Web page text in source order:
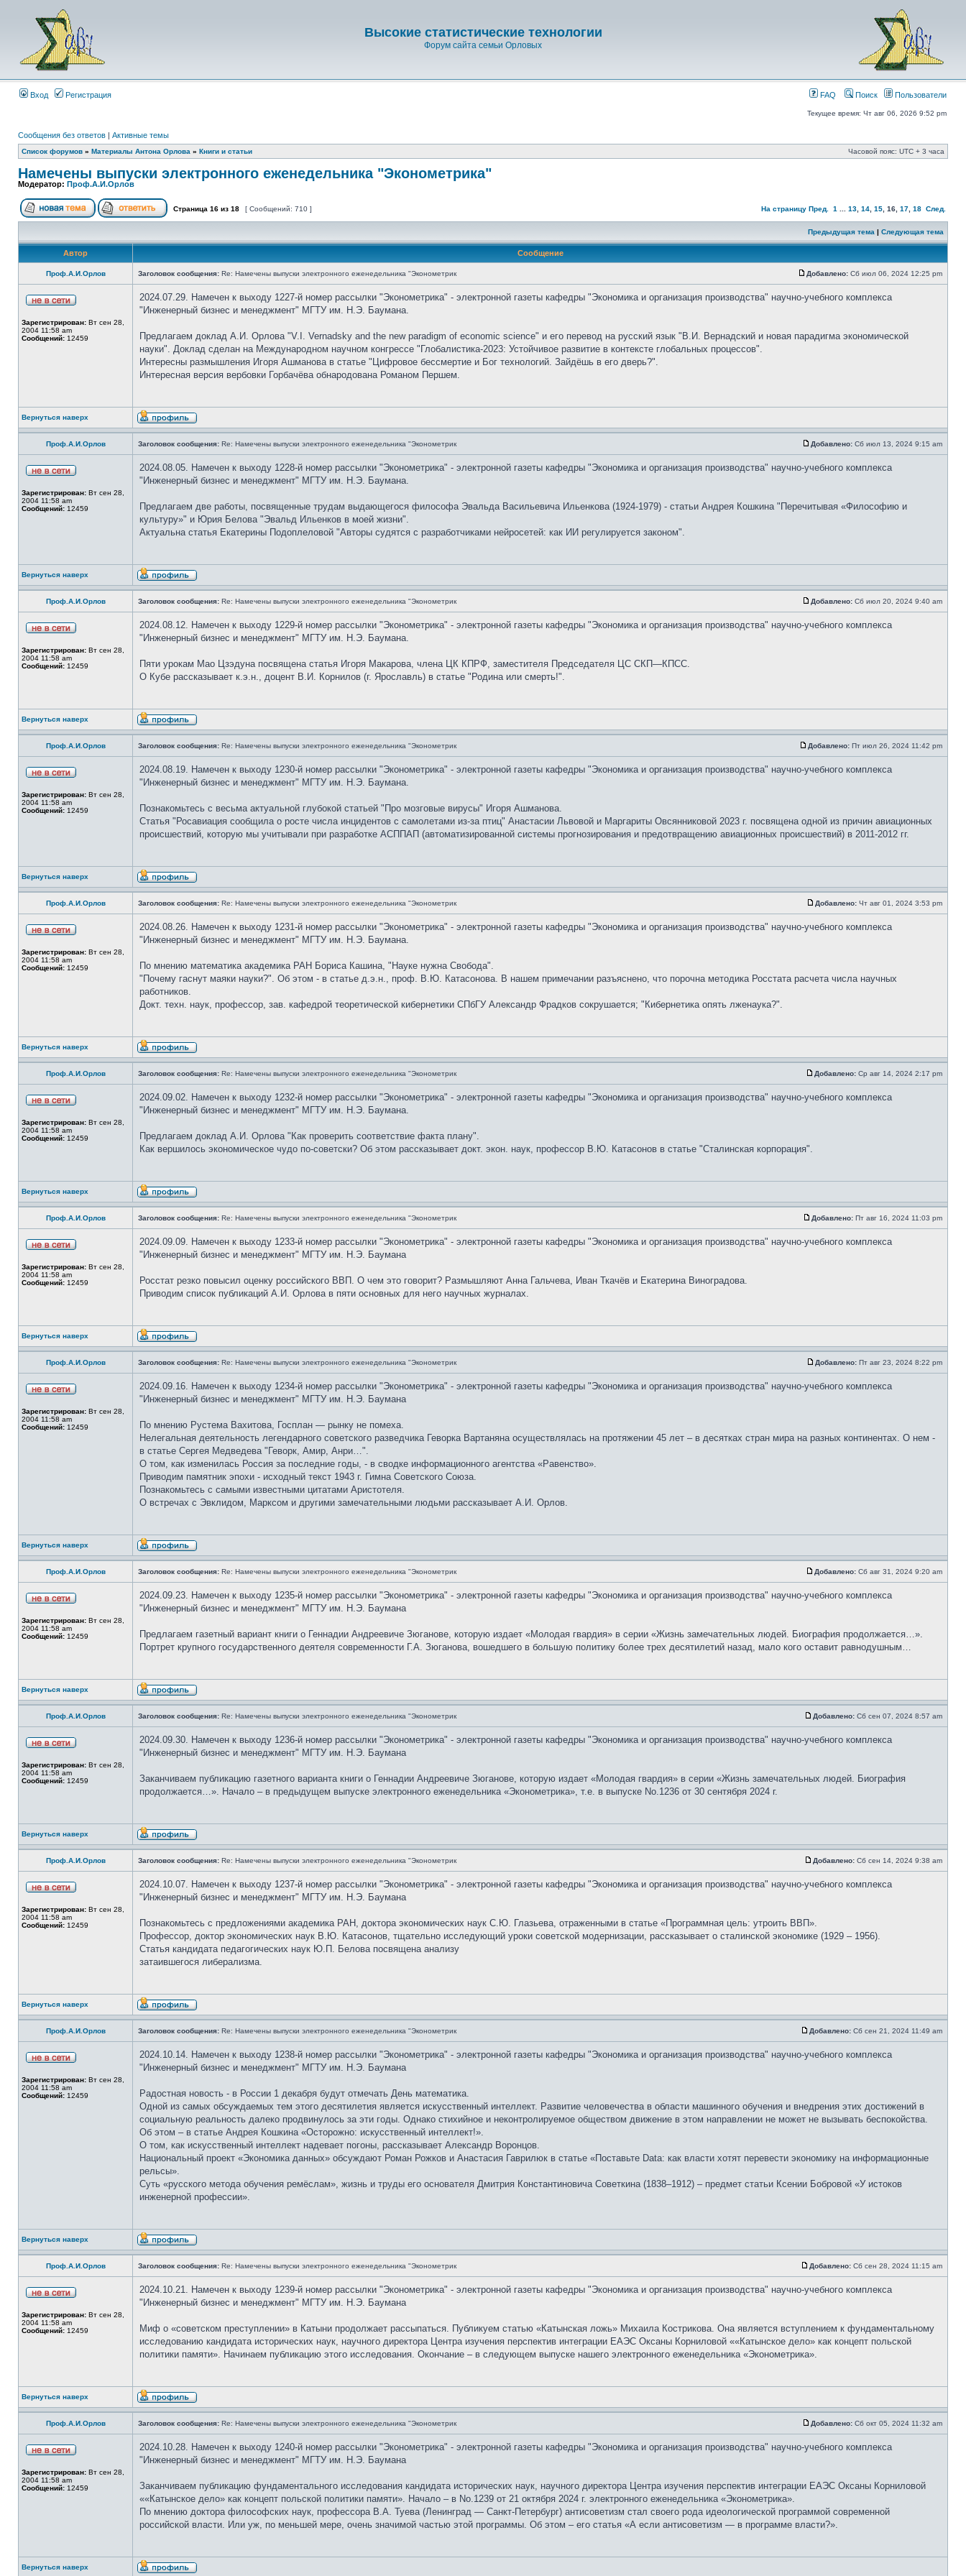
Высокие статистические технологии
Форум сайта семьи Орловых
Вход Регистрация FAQ Поиск Пользователи
Текущее время: Чт авг 06, 2026 9:52 pm
Сообщения без ответов | Активные темы
Список форумов » Материалы Антона Орлова » Книги и статьи Часовой пояс: UTC + 3 часа
Намечены выпуски электронного еженедельника "Эконометрика"
Модератор: Проф.А.И.Орлов
Страница 16 из 18 [ Сообщений: 710 ] На страницу Пред. 1 13 14 15 16 17 18 След.
Предыдущая тема | Следующая тема
Автор Сообщение
Проф.А.И.Орлов Заголовок сообщения: Re: Намечены выпуски электронного еженедельника "Эконометрик Добавлено: Сб июл 06, 2024 12:25 pm
Зарегистрирован: Вт сен 28,
2004 11:58 am
Сообщений: 12459
2024.07.29. Намечен к выходу 1227-й номер рассылки "Эконометрика" - электронной газеты кафедры "Экономика и организация производства" научно-учебного комплекса
"Инженерный бизнес и менеджмент" МГТУ им. Н.Э. Баумана.
Предлагаем доклад А.И. Орлова "V.I. Vernadsky and the new paradigm of economic science" и его перевод на русский язык "В.И. Вернадский и новая парадигма экономической
науки". Доклад сделан на Международном научном конгрессе "Глобалистика-2023: Устойчивое развитие в контексте глобальных процессов".
Интересны размышления Игоря Ашманова в статье "Цифровое бессмертие и Бог технологий. Зайдёшь в его дверь?".
Интересная версия вербовки Горбачёва обнародована Романом Першем.
Вернуться наверх
Проф.А.И.Орлов Заголовок сообщения: Re: Намечены выпуски электронного еженедельника "Эконометрик Добавлено: Сб июл 13, 2024 9:15 am
Зарегистрирован: Вт сен 28,
2004 11:58 am
Сообщений: 12459
2024.08.05. Намечен к выходу 1228-й номер рассылки "Эконометрика" - электронной газеты кафедры "Экономика и организация производства" научно-учебного комплекса
"Инженерный бизнес и менеджмент" МГТУ им. Н.Э. Баумана.
Предлагаем две работы, посвященные трудам выдающегося философа Эвальда Васильевича Ильенкова (1924-1979) - статьи Андрея Кошкина "Перечитывая «Философию и
культуру»" и Юрия Белова "Эвальд Ильенков в моей жизни".
Актуальна статья Екатерины Подоплеловой "Авторы судятся с разработчиками нейросетей: как ИИ регулируется законом".
Вернуться наверх
Проф.А.И.Орлов Заголовок сообщения: Re: Намечены выпуски электронного еженедельника "Эконометрик Добавлено: Сб июл 20, 2024 9:40 am
Зарегистрирован: Вт сен 28,
2004 11:58 am
Сообщений: 12459
2024.08.12. Намечен к выходу 1229-й номер рассылки "Эконометрика" - электронной газеты кафедры "Экономика и организация производства" научно-учебного комплекса
"Инженерный бизнес и менеджмент" МГТУ им. Н.Э. Баумана.
Пяти урокам Мао Цзэдуна посвящена статья Игоря Макарова, члена ЦК КПРФ, заместителя Председателя ЦС СКП—КПСС.
О Кубе рассказывает к.э.н., доцент В.И. Корнилов (г. Ярославль) в статье "Родина или смерть!".
Вернуться наверх
Проф.А.И.Орлов Заголовок сообщения: Re: Намечены выпуски электронного еженедельника "Эконометрик Добавлено: Пт июл 26, 2024 11:42 pm
Зарегистрирован: Вт сен 28,
2004 11:58 am
Сообщений: 12459
2024.08.19. Намечен к выходу 1230-й номер рассылки "Эконометрика" - электронной газеты кафедры "Экономика и организация производства" научно-учебного комплекса
"Инженерный бизнес и менеджмент" МГТУ им. Н.Э. Баумана.
Познакомьтесь с весьма актуальной глубокой статьей "Про мозговые вирусы" Игоря Ашманова.
Статья "Росавиация сообщила о росте числа инцидентов с самолетами из-за птиц" Анастасии Львовой и Маргариты Овсянниковой 2023 г. посвящена одной из причин авиационных
происшествий, которую мы учитывали при разработке АСППАП (автоматизированной системы прогнозирования и предотвращению авиационных происшествий) в 2011-2012 гг.
Вернуться наверх
Проф.А.И.Орлов Заголовок сообщения: Re: Намечены выпуски электронного еженедельника "Эконометрик Добавлено: Чт авг 01, 2024 3:53 pm
Зарегистрирован: Вт сен 28,
2004 11:58 am
Сообщений: 12459
2024.08.26. Намечен к выходу 1231-й номер рассылки "Эконометрика" - электронной газеты кафедры "Экономика и организация производства" научно-учебного комплекса
"Инженерный бизнес и менеджмент" МГТУ им. Н.Э. Баумана.
По мнению математика академика РАН Бориса Кашина, "Науке нужна Свобода".
"Почему гаснут маяки науки?". Об этом - в статье д.э.н., проф. В.Ю. Катасонова. В нашем примечании разъяснено, что порочна методика Росстата расчета числа научных
работников.
Докт. техн. наук, профессор, зав. кафедрой теоретической кибернетики СПбГУ Александр Фрадков сокрушается; "Кибернетика опять лженаука?".
Вернуться наверх
Проф.А.И.Орлов Заголовок сообщения: Re: Намечены выпуски электронного еженедельника "Эконометрик Добавлено: Ср авг 14, 2024 2:17 pm
Зарегистрирован: Вт сен 28,
2004 11:58 am
Сообщений: 12459
2024.09.02. Намечен к выходу 1232-й номер рассылки "Эконометрика" - электронной газеты кафедры "Экономика и организация производства" научно-учебного комплекса
"Инженерный бизнес и менеджмент" МГТУ им. Н.Э. Баумана.
Предлагаем доклад А.И. Орлова "Как проверить соответствие факта плану".
Как вершилось экономическое чудо по-советски? Об этом рассказывает докт. экон. наук, профессор В.Ю. Катасонов в статье "Сталинская корпорация".
Вернуться наверх
Проф.А.И.Орлов Заголовок сообщения: Re: Намечены выпуски электронного еженедельника "Эконометрик Добавлено: Пт авг 16, 2024 11:03 pm
Зарегистрирован: Вт сен 28,
2004 11:58 am
Сообщений: 12459
2024.09.09. Намечен к выходу 1233-й номер рассылки "Эконометрика" - электронной газеты кафедры "Экономика и организация производства" научно-учебного комплекса
"Инженерный бизнес и менеджмент" МГТУ им. Н.Э. Баумана
Росстат резко повысил оценку российского ВВП. О чем это говорит? Размышляют Анна Гальчева, Иван Ткачёв и Екатерина Виноградова.
Приводим список публикаций А.И. Орлова в пяти основных для него научных журналах.
Вернуться наверх
Проф.А.И.Орлов Заголовок сообщения: Re: Намечены выпуски электронного еженедельника "Эконометрик Добавлено: Пт авг 23, 2024 8:22 pm
Зарегистрирован: Вт сен 28,
2004 11:58 am
Сообщений: 12459
2024.09.16. Намечен к выходу 1234-й номер рассылки "Эконометрика" - электронной газеты кафедры "Экономика и организация производства" научно-учебного комплекса
"Инженерный бизнес и менеджмент" МГТУ им. Н.Э. Баумана
По мнению Рустема Вахитова, Госплан — рынку не помеха.
Нелегальная деятельность легендарного советского разведчика Геворка Вартаняна осуществлялась на протяжении 45 лет – в десятках стран мира на разных континентах. О нем -
в статье Сергея Медведева "Геворк, Амир, Анри…".
О том, как изменилась Россия за последние годы, - в сводке информационного агентства «Равенство».
Приводим памятник эпохи - исходный текст 1943 г. Гимна Советского Союза.
Познакомьтесь с самыми известными цитатами Аристотеля.
О встречах с Эвклидом, Марксом и другими замечательными людьми рассказывает А.И. Орлов.
Вернуться наверх
Проф.А.И.Орлов Заголовок сообщения: Re: Намечены выпуски электронного еженедельника "Эконометрик Добавлено: Сб авг 31, 2024 9:20 am
Зарегистрирован: Вт сен 28,
2004 11:58 am
Сообщений: 12459
2024.09.23. Намечен к выходу 1235-й номер рассылки "Эконометрика" - электронной газеты кафедры "Экономика и организация производства" научно-учебного комплекса
"Инженерный бизнес и менеджмент" МГТУ им. Н.Э. Баумана
Предлагаем газетный вариант книги о Геннадии Андреевиче Зюганове, которую издает «Молодая гвардия» в серии «Жизнь замечательных людей. Биография продолжается…».
Портрет крупного государственного деятеля современности Г.А. Зюганова, вошедшего в большую политику более трех десятилетий назад, мало кого оставит равнодушным…
Вернуться наверх
Проф.А.И.Орлов Заголовок сообщения: Re: Намечены выпуски электронного еженедельника "Эконометрик Добавлено: Сб сен 07, 2024 8:57 am
Зарегистрирован: Вт сен 28,
2004 11:58 am
Сообщений: 12459
2024.09.30. Намечен к выходу 1236-й номер рассылки "Эконометрика" - электронной газеты кафедры "Экономика и организация производства" научно-учебного комплекса
"Инженерный бизнес и менеджмент" МГТУ им. Н.Э. Баумана
Заканчиваем публикацию газетного варианта книги о Геннадии Андреевиче Зюганове, которую издает «Молодая гвардия» в серии «Жизнь замечательных людей. Биография
продолжается…». Начало – в предыдущем выпуске электронного еженедельника «Эконометрика», т.е. в выпуске No.1236 от 30 сентября 2024 г.
Вернуться наверх
Проф.А.И.Орлов Заголовок сообщения: Re: Намечены выпуски электронного еженедельника "Эконометрик Добавлено: Сб сен 14, 2024 9:38 am
Зарегистрирован: Вт сен 28,
2004 11:58 am
Сообщений: 12459
2024.10.07. Намечен к выходу 1237-й номер рассылки "Эконометрика" - электронной газеты кафедры "Экономика и организация производства" научно-учебного комплекса
"Инженерный бизнес и менеджмент" МГТУ им. Н.Э. Баумана
Познакомьтесь с предложениями академика РАН, доктора экономических наук С.Ю. Глазьева, отраженными в статье «Программная цель: утроить ВВП».
Профессор, доктор экономических наук В.Ю. Катасонов, тщательно исследующий уроки советской модернизации, рассказывает о сталинской экономике (1929 – 1956).
Статья кандидата педагогических наук Ю.П. Белова посвящена анализу
затаившегося либерализма.
Вернуться наверх
Проф.А.И.Орлов Заголовок сообщения: Re: Намечены выпуски электронного еженедельника "Эконометрик Добавлено: Сб сен 21, 2024 11:49 am
Зарегистрирован: Вт сен 28,
2004 11:58 am
Сообщений: 12459
2024.10.14. Намечен к выходу 1238-й номер рассылки "Эконометрика" - электронной газеты кафедры "Экономика и организация производства" научно-учебного комплекса
"Инженерный бизнес и менеджмент" МГТУ им. Н.Э. Баумана
Радостная новость - в России 1 декабря будут отмечать День математика.
Одной из самых обсуждаемых тем этого десятилетия является искусственный интеллект. Развитие человечества в области машинного обучения и внедрения этих достижений в
социальную реальность далеко продвинулось за эти годы. Однако стихийное и неконтролируемое обществом движение в этом направлении не может не вызывать беспокойства.
Об этом – в статье Андрея Кошкина «Осторожно: искусственный интеллект!».
О том, как искусственный интеллект надевает погоны, рассказывает Александр Воронцов.
Национальный проект «Экономика данных» обсуждают Роман Рожков и Анастасия Гаврилюк в статье «Поставьте Data: как власти хотят перевести экономику на информационные
рельсы».
Суть «русского метода обучения ремёслам», жизнь и труды его основателя Дмитрия Константиновича Советкина (1838–1912) – предмет статьи Ксении Бобровой «У истоков
инженерной профессии».
Вернуться наверх
Проф.А.И.Орлов Заголовок сообщения: Re: Намечены выпуски электронного еженедельника "Эконометрик Добавлено: Сб сен 28, 2024 11:15 am
Зарегистрирован: Вт сен 28,
2004 11:58 am
Сообщений: 12459
2024.10.21. Намечен к выходу 1239-й номер рассылки "Эконометрика" - электронной газеты кафедры "Экономика и организация производства" научно-учебного комплекса
"Инженерный бизнес и менеджмент" МГТУ им. Н.Э. Баумана
Миф о «советском преступлении» в Катыни продолжает рассыпаться. Публикуем статью «Катынская ложь» Михаила Кострикова. Она является вступлением к фундаментальному
исследованию кандидата исторических наук, научного директора Центра изучения перспектив интеграции ЕАЭС Оксаны Корниловой ««Катынское дело» как концепт польской
политики памяти». Начинаем публикацию этого исследования. Окончание – в следующем выпуске нашего электронного еженедельника «Эконометрика».
Вернуться наверх
Проф.А.И.Орлов Заголовок сообщения: Re: Намечены выпуски электронного еженедельника "Эконометрик Добавлено: Сб окт 05, 2024 11:32 am
Зарегистрирован: Вт сен 28,
2004 11:58 am
Сообщений: 12459
2024.10.28. Намечен к выходу 1240-й номер рассылки "Эконометрика" - электронной газеты кафедры "Экономика и организация производства" научно-учебного комплекса
"Инженерный бизнес и менеджмент" МГТУ им. Н.Э. Баумана
Заканчиваем публикацию фундаментального исследования кандидата исторических наук, научного директора Центра изучения перспектив интеграции ЕАЭС Оксаны Корниловой
««Катынское дело» как концепт польской политики памяти». Начало – в No.1239 от 21 октября 2024 г. электронного еженедельника «Эконометрика».
По мнению доктора философских наук, профессора В.А. Туева (Ленинград — Санкт-Петербург) антисоветизм стал своего рода идеологической программой современной
российской власти. Или уж, по меньшей мере, очень значимой частью этой программы. Об этом – его статья «А если антисоветизм — в программе власти?».
Вернуться наверх